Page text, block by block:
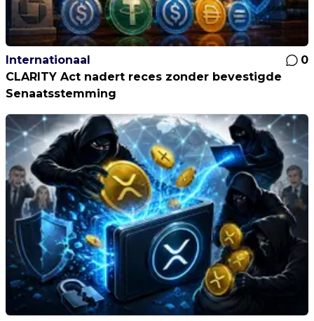
Internationaal
0
CLARITY Act nadert reces zonder bevestigde
Senaatsstemming